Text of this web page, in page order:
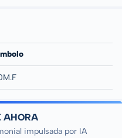
AHORA
impulsada por IA